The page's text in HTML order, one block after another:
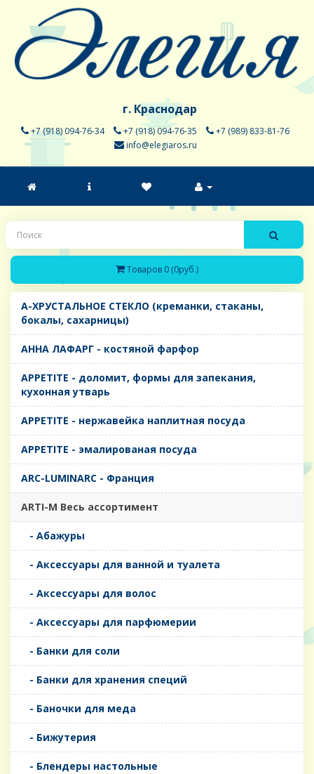
г. Краснодар
+7 (918) 094-76-34 +7 (918) 094-76-35
+7 (989) 833-81-76
info@elegiaros.ru
Товаров 0 (0руб.)
A-ХРУСТАЛЬНОЕ СТЕКЛО (креманки, стаканы,
бокалы, сахарницы)
AHHA ЛАФАРГ - костяной фарфор
APPETITE - доломит, формы для запекания,
кухонная утварь
APPETITE - нержавейка наплитная посуда
APPETITE - эмалированая посуда
ARC-LUMINARC - Франция
ARTI-M Весь ассортимент
- Абажуры
- Аксессуары для ванной и туалета
- Аксессуары для волос
- Аксессуары для парфюмерии
- Банки для соли
- Банки для хранения специй
- Баночки для меда
- Бижутерия
- Блендеры настольные